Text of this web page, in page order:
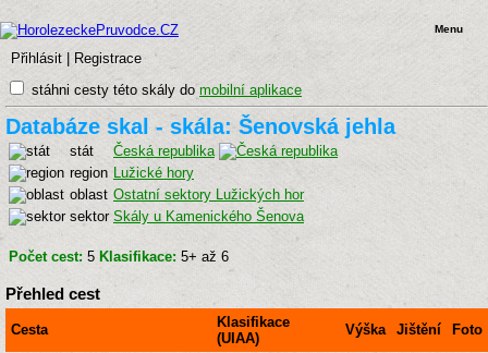
Přihlásit Registrace
Menu
stáhni cesty této skály domobilní aplikace
Databáze skal - skála: Šenovská jehla
stát
Česká republika
region Lužické hory
oblast Ostatní sektory Lužických hor
sektor Skály u Kamenického Šenova
Počet cest: 5 Klasifikace: 5+ až 6
Přehled cest
Cesta
Klasifikace
(UIAA)
Výška Jištění Foto